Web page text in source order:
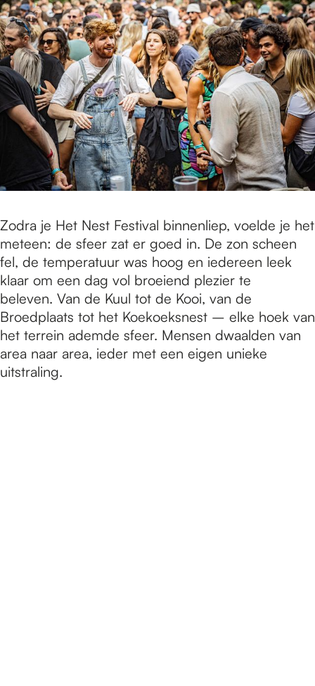
a
g
e
Zodra je Het Nest Festival binnenliep, voelde je het
meteen: de sfeer zat er goed in. De zon scheen
fel, de temperatuur was hoog en iedereen leek
klaar om een dag vol broeiend plezier te
beleven. Van de Kuul tot de Kooi, van de
Broedplaats tot het Koekoeksnest – elke hoek van
het terrein ademde sfeer. Mensen dwaalden van
area naar area, ieder met een eigen unieke
uitstraling.